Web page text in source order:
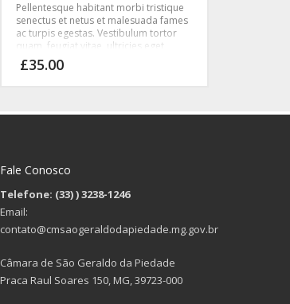
Pellentesque habitant morbi tristique
senectus et netus et malesuada fames
ac turpis egestas. Vestibulum tortor
quam, feugiat vitae, ultricies eget,
tempor sit amet, ante. Donec eu libero
sit amet quam egestas semper.
£35.00
Fale Conosco
Telefone: (33)) 3238-1246
Email:
contato@cmsaogeraldodapiedade.mg.gov.br
Câmara de São Geraldo da Piedade
Praca Raul Soares 150, MG, 39723-000